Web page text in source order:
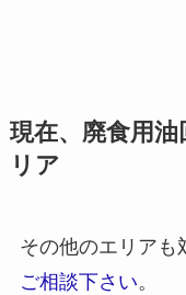
現在、廃食用
リア
その他のエリアも
ご相談下さい。